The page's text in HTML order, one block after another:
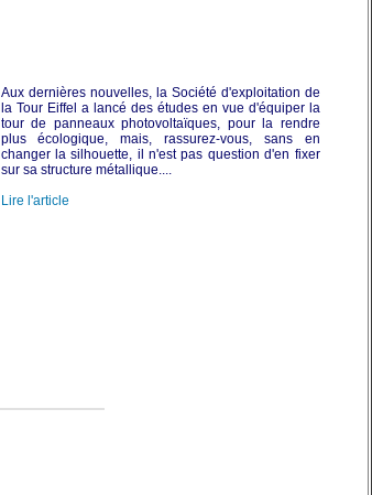
Aux dernières nouvelles, la Société d'exploitation de
la Tour Eiffel a lancé des études en vue d'équiper la
tour de panneaux photovoltaïques, pour la rendre
plus écologique, mais, rassurez-vous, sans en
changer la silhouette, il n'est pas question d'en fixer
sur sa structure métallique....
Lire l'article